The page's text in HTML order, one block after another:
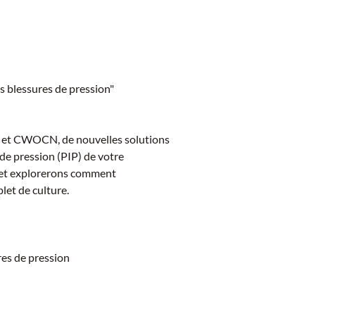
blessures de pression"
CWOCN, de nouvelles solutions
pression (PIP) de votre
explorerons comment
de culture.
de pression